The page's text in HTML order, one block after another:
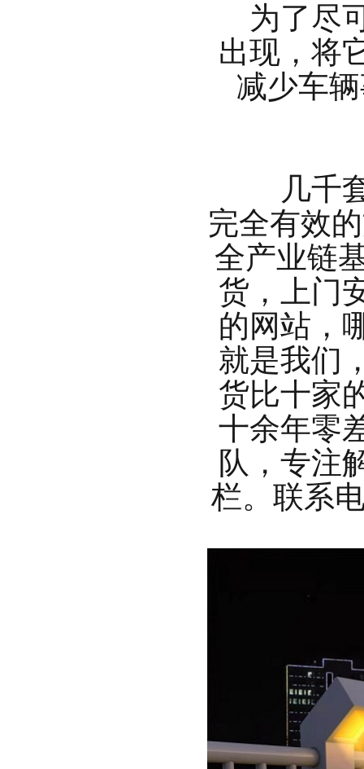
为了尽
出现，将
减少车
几千套
完全有效
全产业链
货，上门
的网站，
就是我们
货比十家
十余年零
队，专注
栏。联系